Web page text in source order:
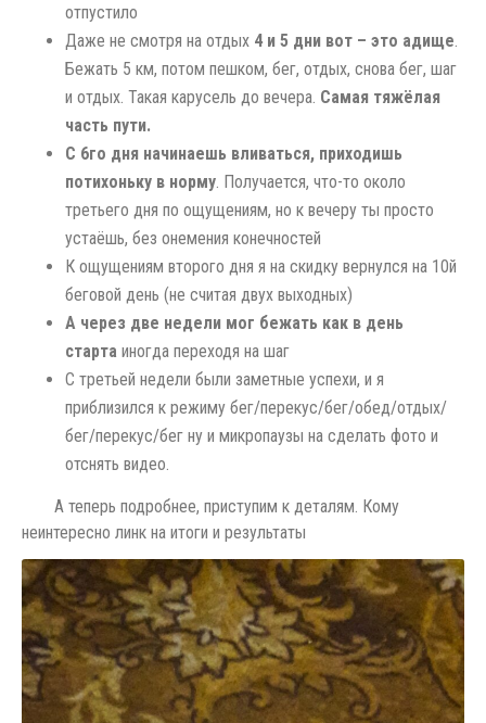
отпустило
Даже не смотря на отдых 4 и 5 дни вот – это адище.
Бежать 5 км, потом пешком, бег, отдых, снова бег, шаг
и отдых. Такая карусель до вечера. Самая тяжёлая
часть пути.
С 6го дня начинаешь вливаться, приходишь
потихоньку в норму. Получается, что-то около
третьего дня по ощущениям, но к вечеру ты просто
устаёшь, без онемения конечностей
К ощущениям второго дня я на скидку вернулся на 10й
беговой день (не считая двух выходных)
А через две недели мог бежать как в день
старта иногда переходя на шаг
С третьей недели были заметные успехи, и я
приблизился к режиму бег/перекус/бег/обед/отдых/
бег/перекус/бег ну и микропаузы на сделать фото и
отснять видео.
А теперь подробнее, приступим к деталям. Кому
неинтересно линк на итоги и результаты